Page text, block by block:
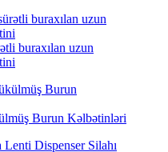
buraxılan uzun
Burun Kəlbətinləri